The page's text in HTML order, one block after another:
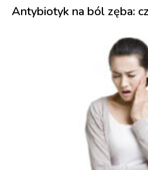
Antybiotyk na ból zęba: